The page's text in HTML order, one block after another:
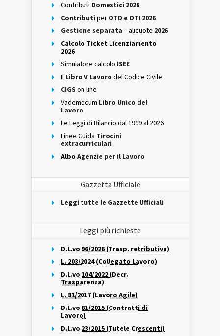
Contributi Domestici 2026
Contributi per OTD e OTI 2026
Gestione separata – aliquote 2026
Calcolo Ticket Licenziamento
2026
Simulatore calcolo ISEE
Il Libro V Lavoro del Codice Civile
CIGS on-line
Vademecum Libro Unico del
Lavoro
Le Leggi di Bilancio dal 1999 al 2026
Linee Guida Tirocini
extracurriculari
Albo Agenzie per il Lavoro
Gazzetta Ufficiale
Leggi tutte le Gazzette Ufficiali
Leggi più richieste
D.L.vo 96/2026 (Trasp. retributiva)
L. 203/2024 (Collegato Lavoro)
D.L.vo 104/2022 (Decr.
Trasparenza)
L. 81/2017 (Lavoro Agile)
D.L.vo 81/2015 (Contratti di
Lavoro)
D.L.vo 23/2015 (Tutele Crescenti)